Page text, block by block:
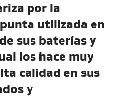
por la
utilizada en
sus baterías y
los hace muy
calidad en sus
y